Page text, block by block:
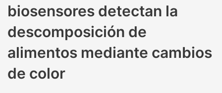
biosensores detectan la
descomposición de
alimentos mediante cambios
de color